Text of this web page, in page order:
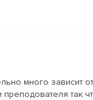
много зависит
так